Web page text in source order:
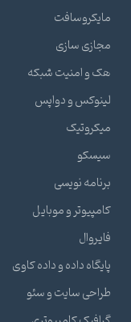
مایکروسافت
مجازی سازی
هک و امنیت شبکه
لینوکس و دواپس
میکروتیک
سیسکو
برنامه نویسی
کامپیوتر و موبایل
فایروال
پایگاه داده و داده کاوی
طراحی سایت و سئو